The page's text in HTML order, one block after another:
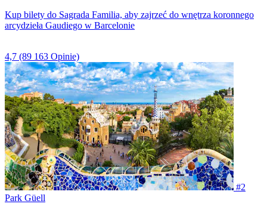
Kup bilety do Sagrada Familia, aby zajrzeć do wnętrza koronnego
arcydzieła Gaudiego w Barcelonie
4,7 (89 163 Opinie)
#2
Park Güell